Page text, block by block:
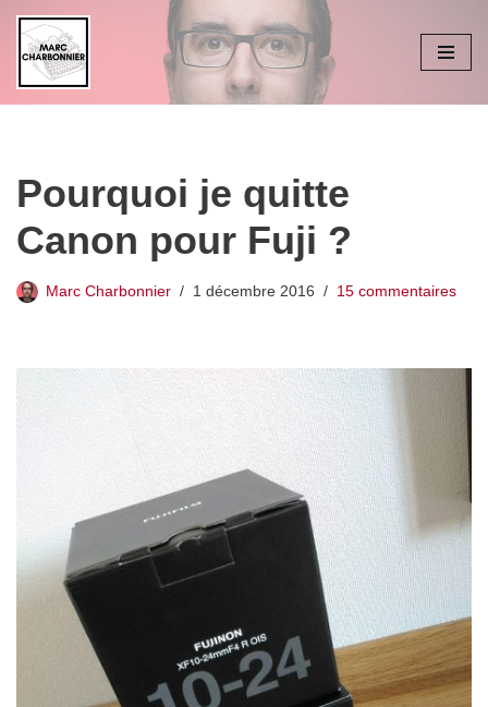
Aller
au
contenu
Pourquoi je quitte
Canon pour Fuji ?
Marc Charbonnier 1 décembre 2016 15 commentaires